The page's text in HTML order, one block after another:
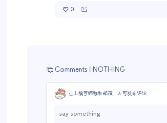
0
Comments | NOTHING
点击填写昵称和邮箱，方可发布评论